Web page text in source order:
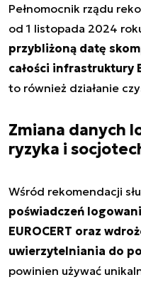
Pełnomocnik rządu
od 1 listopada 2024
przybliżoną datę
całości infrastruktury
to również działanie
Zmiana danych
ryzyka i
Wśród rekomendacji
poświadczeń
EUROCERT oraz
uwierzytelniania do
powinien używać